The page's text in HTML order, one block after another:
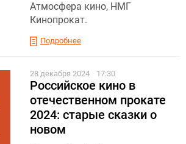
Атмосфера кино, НМГ
Кинопрокат.
Подробнее
28 декабря 2024 17:30
Российское кино в
отечественном прокате
2024: старые сказки о
новом